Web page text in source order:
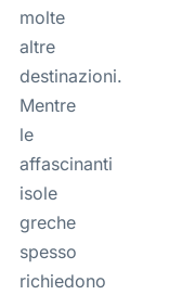
molte
altre
destinazioni.
Mentre
le
affascinanti
isole
greche
spesso
richiedono